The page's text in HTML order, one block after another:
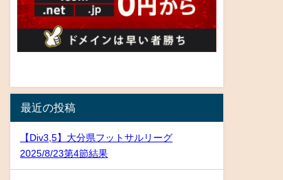
最近の投稿
【Div3,5】大分県フットサルリーグ
2025/8/23第4節結果